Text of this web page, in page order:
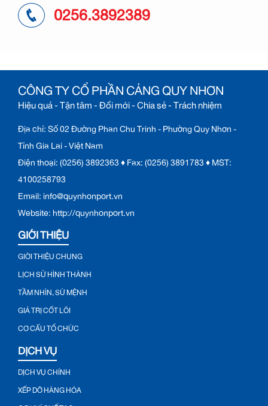
0256.3892389
CÔNG TY CỔ PHẦN CẢNG QUY NHƠN
Hiệu quả - Tận tâm - Đổi mới - Chia sẻ - Trách nhiệm
Địa chỉ: Số 02 Đường Phan Chu Trinh - Phường Quy Nhơn -
Tỉnh Gia Lai - Việt Nam
Điện thoại: (0256) 3892363 ♦ Fax: (0256) 3891783 ♦ MST:
4100258793
Email: info@quynhonport.vn
Website: http://quynhonport.vn
GIỚI THIỆU
GIỚI THIỆU CHUNG
LỊCH SỬ HÌNH THÀNH
TẦM NHÌN, SỨ MỆNH
GIÁ TRỊ CỐT LÕI
CƠ CẤU TỔ CHỨC
DỊCH VỤ
DỊCH VỤ CHÍNH
XẾP DỠ HÀNG HÓA